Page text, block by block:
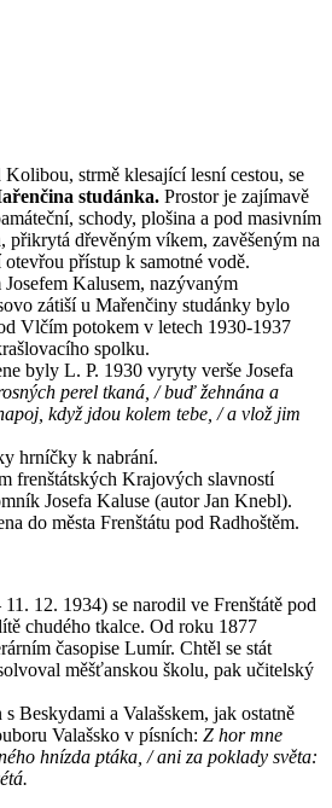
strmě klesající lesní cestou, se
studánka. Prostor je zajímavě
schody, plošina a pod masivním
přikrytá dřevěným víkem, zavěšeným na
přístup k samotné vodě.
Kalusem, nazývaným
zátiší u Mařenčiny studánky bylo
Vlčím potokem v letech 1930-1937
spolku.
byly L. P. 1930 vyryty verše Josefa
perel tkaná, / buď žehnána a
když jdou kolem tebe, / a vlož jim
hrníčky k nabrání.
frenštátských Krajových slavností
Josefa Kaluse (autor Jan Knebl).
do města Frenštátu pod Radhoštěm.
12. 1934) se narodil ve Frenštátě pod
chudého tkalce. Od roku 1877
časopise Lumír. Chtěl se stát
měšťanskou školu, pak učitelský
Beskydami a Valašskem, jak ostatně
Valašsko v písních: Z hor mne
hnízda ptáka, / ani za poklady světa: